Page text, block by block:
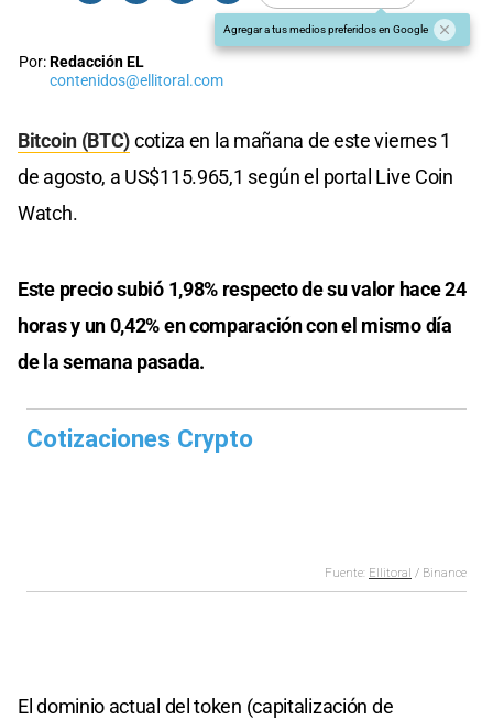
Agregar a tus medios preferidos en Google
Por:Redacción EL
contenidos@ellitoral.com
Bitcoin (BTC)cotiza en la mañana de este viernes 1
de agosto, a US$115.965,1 según el portal Live Coin
Watch.
Este precio subió 1,98% respecto de su valor hace 24
horas y un 0,42% en comparación con el mismo día
de la semana pasada.
El dominio actual del token (capitalización de